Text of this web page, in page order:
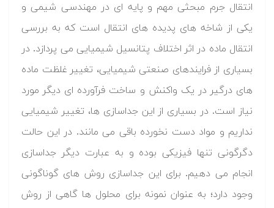
انتقال جرم مبحثی مهم و پایه ای در مهندسی شیمی و
یکی از شاخه های پدیده های انتقال است که به بررسی
انتقال ماده در اثر اختلاف پتانسیل شیمیایی می پردازد. در
بسیاری از فرایندهای صنعتی شیمیایی، تغییر غلظت ماده
های درگیر در یک واکنش و ساخت فرآورده ای دیگر مورد
نیاز است. در بسیاری از این جداسازی ها، تغییر شیمیایی
نداریم و مواد دست نخورده باقی می مانند. در این حالت
دگرگونی تنها فیزیکی بوده و به عبارت دیگر جداسازی
انجام می دهیم. برای این جداسازی روش های گوناگونی
وجود دارد؛ به عنوان نمونه برای محلول ها گاهی از روش